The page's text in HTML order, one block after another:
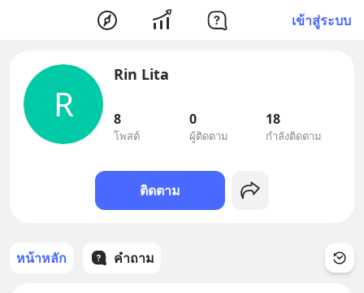
เข้าสู่ระบบ
R
Rin Lita
8
โพสต์
0
ผู้ติดตาม
18
กำลังติดตาม
ติดตาม
หน้าหลัก คำถาม